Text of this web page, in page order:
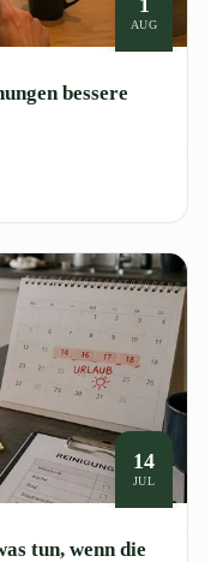
1
AUG
bessere
14
JUL
tun, wenn die